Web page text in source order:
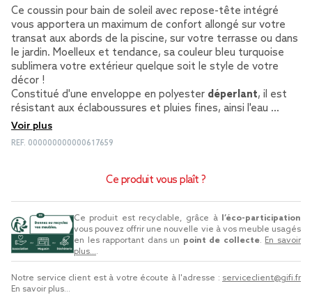
Ce coussin pour bain de soleil avec repose-tête intégré
vous apportera un maximum de confort allongé sur votre
transat aux abords de la piscine, sur votre terrasse ou dans
le jardin. Moelleux et tendance, sa couleur bleu turquoise
sublimera votre extérieur quelque soit le style de votre
décor !
Constitué d'une enveloppe en polyester déperlant, il est
résistant aux éclaboussures et pluies fines, ainsi l'eau …
Voir plus
REF. 000000000000617659
Ce produit vous plaît ?
Ce produit est recyclable, grâce à
l’éco-participation
vous pouvez offrir une nouvelle vie à vos meuble usagés
en les rapportant dans un point de collecte. En savoir
plus....
Notre service client est à votre écoute à l'adresse : serviceclient@gifi.fr
En savoir plus...